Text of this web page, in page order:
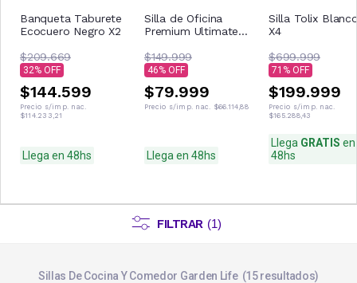
Banqueta Taburete
Ecocuero Negro X2
$209.669
32
$144.599
Precio s/imp. nac.
$114.233,21
Llega en 48hs
Silla de Oficina
Premium Ultimate
$149.999
46
$79.999
Precio s/imp. nac. $66.114,88
Llega en 48hs
Silla Tolix
X4
$699.999
71
$199.999
Precio s/imp. nac.
$165.288,43
Llega GRATIS en
48hs
FILTRAR (1)
Sillas De Cocina Y Comedor Garden Life 15resultados